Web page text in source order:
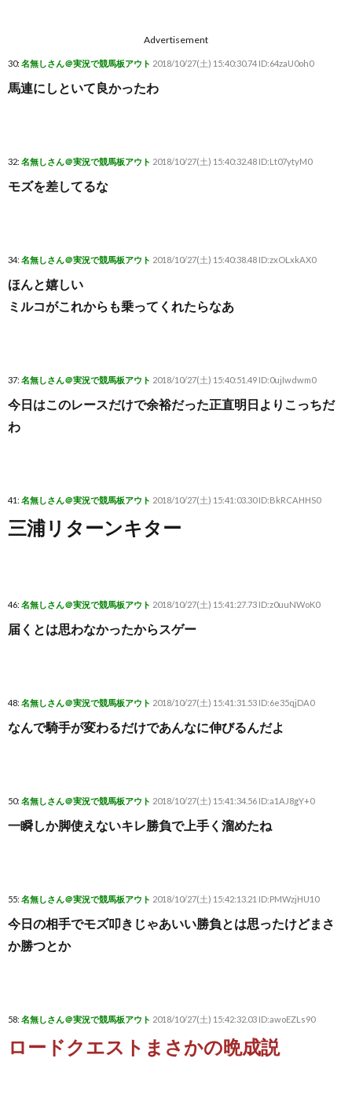
Advertisement
30: 名無しさん＠実況で競馬板アウト 2018/10/27(土) 15:40:30.74 ID:64zaU0oh0
馬連にしといて良かったわ
32: 名無しさん＠実況で競馬板アウト 2018/10/27(土) 15:40:32.48 ID:Lt07ytyM0
モズを差してるな
34: 名無しさん＠実況で競馬板アウト 2018/10/27(土) 15:40:38.48 ID:zxOLxkAX0
ほんと嬉しい
ミルコがこれからも乗ってくれたらなあ
37: 名無しさん＠実況で競馬板アウト 2018/10/27(土) 15:40:51.49 ID:0ujIwdwm0
今日はこのレースだけで余裕だった正直明日よりこっちだ
わ
41: 名無しさん＠実況で競馬板アウト 2018/10/27(土) 15:41:03.30 ID:BkRCAHHS0
三浦リターンキター
46: 名無しさん＠実況で競馬板アウト 2018/10/27(土) 15:41:27.73 ID:z0uuNWoK0
届くとは思わなかったからスゲー
48: 名無しさん＠実況で競馬板アウト 2018/10/27(土) 15:41:31.53 ID:6e35qjDA0
なんで騎手が変わるだけであんなに伸びるんだよ
50: 名無しさん＠実況で競馬板アウト 2018/10/27(土) 15:41:34.56 ID:a1AJ8gY+0
一瞬しか脚使えないキレ勝負で上手く溜めたね
55: 名無しさん＠実況で競馬板アウト 2018/10/27(土) 15:42:13.21 ID:PMWzjHU10
今日の相手でモズ叩きじゃあいい勝負とは思ったけどまさ
か勝つとか
58: 名無しさん＠実況で競馬板アウト 2018/10/27(土) 15:42:32.03 ID:awoEZLs90
ロードクエストまさかの晩成説